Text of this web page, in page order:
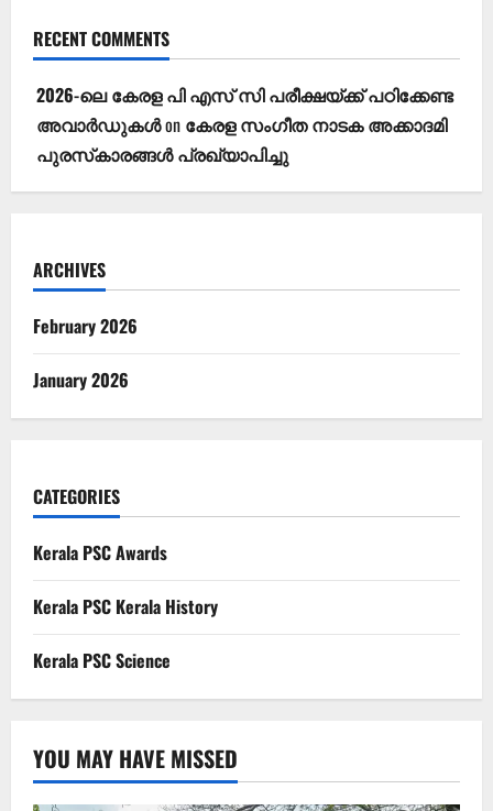
RECENT COMMENTS
2026-ലെ കേരള പി എസ് സി പരീക്ഷയ്ക്ക് പഠിക്കേണ്ട
അവാര്‍ഡുകള്‍on കേരള സംഗീത നാടക അക്കാദമി
പുരസ്‌കാരങ്ങള്‍ പ്രഖ്യാപിച്ചു
ARCHIVES
February 2026
January 2026
CATEGORIES
Kerala PSC Awards
Kerala PSC Kerala History
Kerala PSC Science
YOU MAY HAVE MISSED